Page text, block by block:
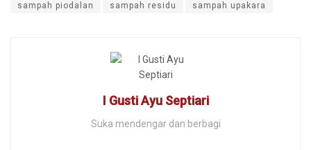
sampah piodalan sampah residu sampah upakara
I Gusti Ayu Septiari
Suka mendengar dan berbagi